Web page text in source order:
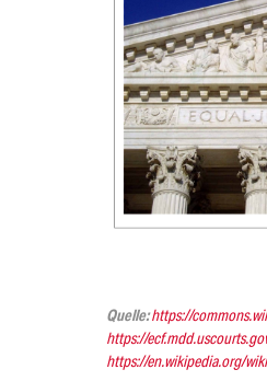
Quelle:https://
https://
https://en.wikipedia.org/